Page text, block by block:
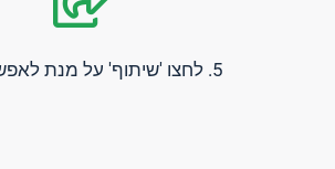
5. לחצו 'שיתוף' על מנת לאפשר גישה